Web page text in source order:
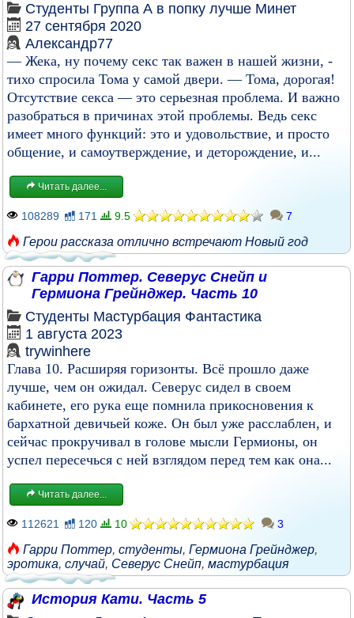
Студенты Группа А в попку лучше Минет
27 сентября 2020
Александр77
— Жека, ну почему секс так важен в нашей жизни, -
тихо спросила Тома у самой двери. — Тома, дорогая!
Отсутствие секса — это серьезная проблема. И важно
разобраться в причинах этой проблемы. Ведь секс
имеет много функций: это и удовольствие, и просто
общение, и самоутверждение, и деторождение, и...
Читать далее...
108289 171 9.5 7
Герои рассказа отлично встречают Новый год
Гарри Поттер. Северус Снейп и
Гермиона Грейнджер. Часть 10
Студенты Мастурбация Фантастика
1 августа 2023
trywinhere
Глава 10. Расширяя горизонты. Всё прошло даже
лучше, чем он ожидал. Северус сидел в своем
кабинете, его рука еще помнила прикосновения к
бархатной девичьей коже. Он был уже расслаблен, и
сейчас прокручивал в голове мысли Гермионы, он
успел пересечься с ней взглядом перед тем как она...
Читать далее...
112621 120 10 3
Гарри Поттер, студенты, Гермиона Грейнджер,
эротика, случай, Северус Снейп, мастурбация
История Кати. Часть 5